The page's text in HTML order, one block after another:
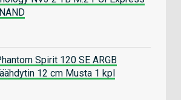
Spirit 120 SE ARGB
12 cm Musta 1 kpl